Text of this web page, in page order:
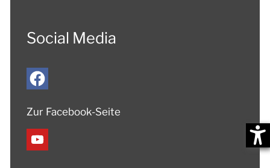
Social Media
Zur Facebook-Seite